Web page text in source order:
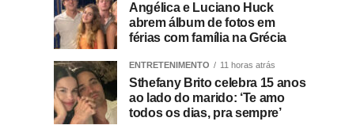
Angélica e Luciano Huck
abrem álbum de fotos em
férias com família na Grécia
ENTRETENIMENTO 11 horas atrás
Sthefany Brito celebra 15 anos
ao lado do marido: ‘Te amo
todos os dias, pra sempre’